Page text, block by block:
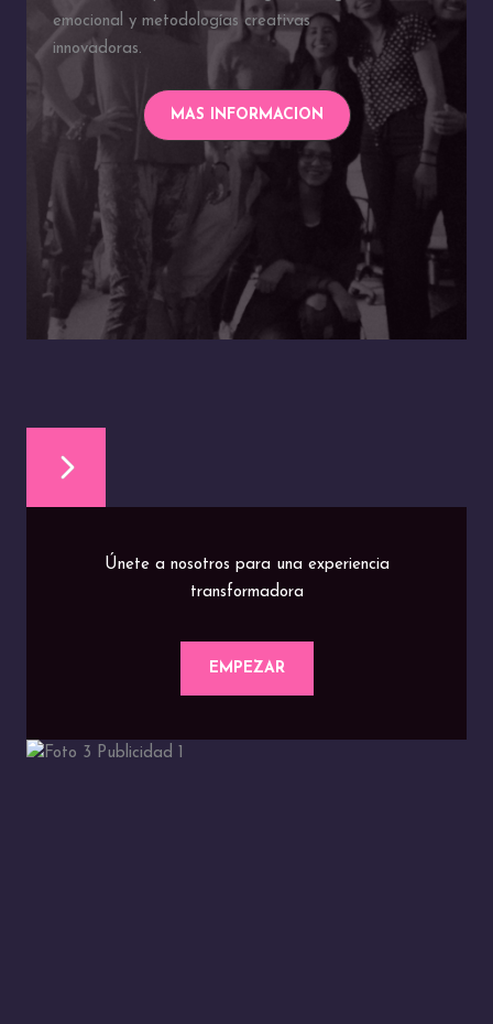
emocional y metodologías creativas
innovadoras.
MAS INFORMACION
Únete a nosotros para una experiencia
transformadora
EMPEZAR